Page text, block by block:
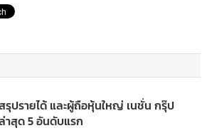
รุปรายได้ และผู้ถือหุ้นใหญ่ เนชั่น กรุ๊ป
าสุด 5 อันดับแรก